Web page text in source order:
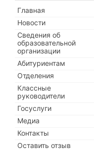
Главная
Новости
Сведения об
образовательной
организации
Абитуриентам
Отделения
Классные
руководители
Госуслуги
Медиа
Контакты
Оставить отзыв